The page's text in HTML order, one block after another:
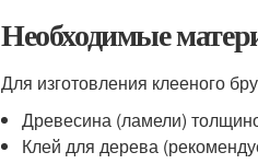
Необходимые
Для изготовления клееного
Древесина (ламели)
Клей для дерева